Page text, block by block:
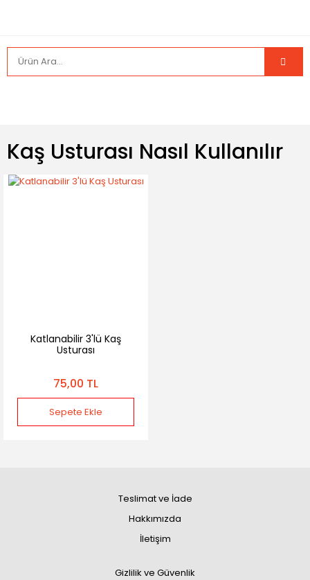
Kaş Usturası Nasıl Kullanılır
Katlanabilir 3'lü Kaş
Usturası
75,00 TL
Sepete Ekle
Teslimat ve İade
Hakkımızda
İletişim
Gizlilik ve Güvenlik